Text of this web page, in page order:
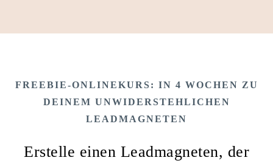
FREEBIE-ONLINEKURS: IN 4 WOCHEN ZU
DEINEM UNWIDERSTEHLICHEN
LEADMAGNETEN
Erstelle einen Leadmagneten, der